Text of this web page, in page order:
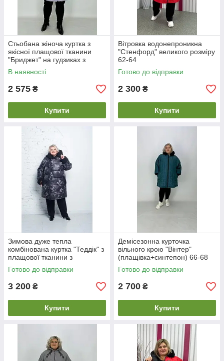
Стьобана жіноча куртка з
якісної плащової тканини
"Бриджет" на гудзиках з
принтом 70-72
В наявності
2 575 ₴
Купити
Вітровка водонепроникна
"Стенфорд" великого розміру
62-64
Готово до відправки
2 300 ₴
Купити
Зимова дуже тепла
комбінована куртка "Теддік" з
плащової тканини з
капюшоном 66-68
Готово до відправки
3 200 ₴
Купити
Демісезонна курточка
вільного крою "Вінтер"
(плащівка+синтепон) 66-68
70-72 74-76
Готово до відправки
2 700 ₴
Купити